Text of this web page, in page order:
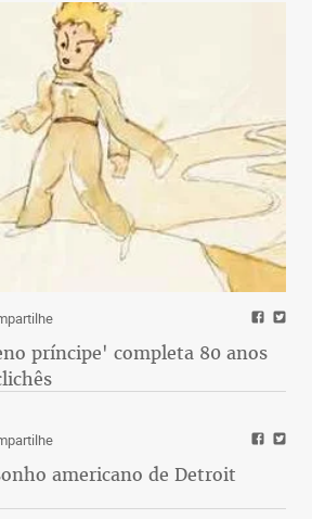
príncipe' completa 80 anos
americano de Detroit